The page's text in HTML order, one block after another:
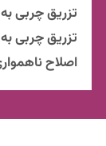
تزریق چربی
تزریق چربی
اصلاح